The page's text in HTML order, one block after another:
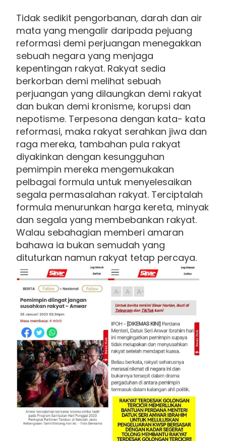
Tidak sedikit pengorbanan, darah dan air
mata yang mengalir daripada pejuang
reformasi demi perjuangan menegakkan
sebuah negara yang menjaga
kepentingan rakyat. Rakyat sedia
berkorban demi melihat sebuah
perjuangan yang dilaungkan demi rakyat
dan bukan demi kronisme, korupsi dan
nepotisme. Terpesona dengan kata- kata
reformasi, maka rakyat serahkan jiwa dan
raga mereka, tambahan pula rakyat
diyakinkan dengan kesungguhan
pemimpin mereka mengemukakan
pelbagai formula untuk menyelesaikan
segala permasalahan rakyat. Terciptalah
formula menurunkan harga kereta, minyak
dan segala yang membebankan rakyat.
Walau sebahagian memberi amaran
bahawa ia bukan semudah yang
dituturkan namun rakyat tetap percaya.